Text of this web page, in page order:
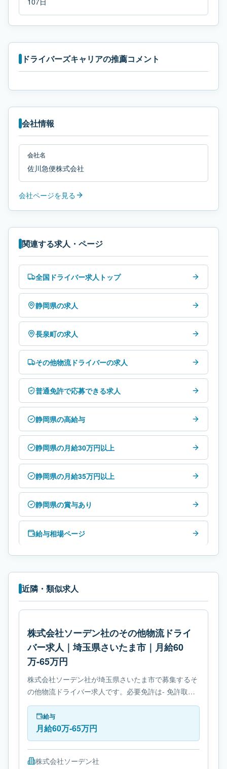
ドライバーズキャリアの推薦コメント
会社情報
会社名
佐川急便株式会社
会社ページを見る
関連する求人・ページ
全国ドライバー求人トップ
静岡県の求人
長泉町の求人
その他物流ドライバーの求人
普通免許で応募できる求人
静岡県の高給与
静岡県の月給30万円以上
静岡県の月給35万円以上
静岡県の賞与あり
給与相場ページ
近隣・類似求人
株式会社ソーデン社のその他物流ドライ
バー求人｜埼玉県さいたま市｜月給60
万-65万円
株式会社ソーデン社が埼玉県さいたま市で募集するそ
の他物流ドライバー求人です。必要免許は- 免許取得
制度ありです。
給与
月給60万-65万円
株式会社ソーデン社